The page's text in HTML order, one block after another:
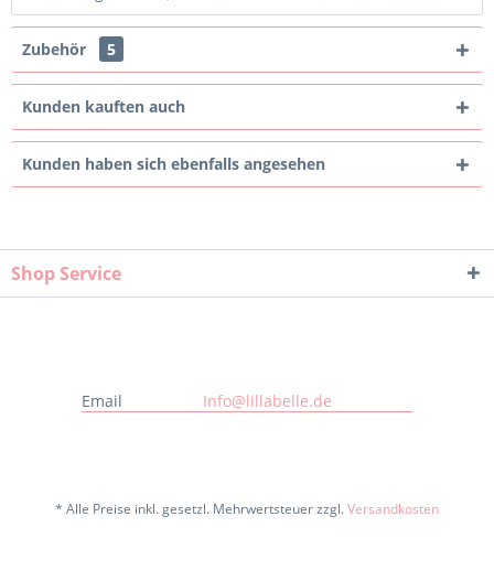
Zubehör 5
Kunden kauften auch
Kunden haben sich ebenfalls angesehen
Shop Service
Email Info@lillabelle.de
* Alle Preise inkl. gesetzl. Mehrwertsteuer zzgl.Versandkosten